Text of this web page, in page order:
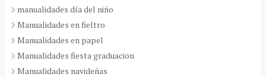
manualidades día del niño
Manualidades en fieltro
Manualidades en papel
Manualidades fiesta graduacion
Manualidades navideñas